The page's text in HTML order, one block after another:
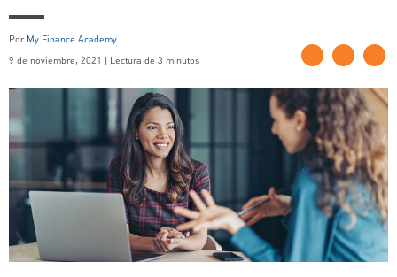
PorMy Finance Academy
9 de noviembre, 2021 | Lectura de 3 minutos